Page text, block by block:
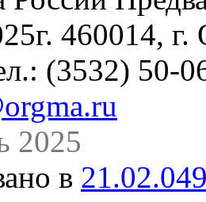
460014,
(3532) 50-
2025
в